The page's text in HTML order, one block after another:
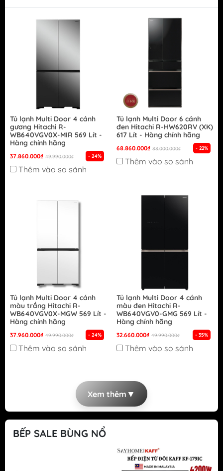
Tủ lạnh Multi Door 4 cánh
gương Hitachi R-
WB640VGV0X-MIR 569 Lít -
Hàng chính hãng
37.860.000₫ 49.990.000₫ - 24%
Thêm vào so sánh
Tủ lạnh Multi Door 6 cánh
đen Hitachi R-HW620RV (XK)
617 Lít - Hàng chính hãng
68.860.000₫ 88.000.000₫ - 22%
Thêm vào so sánh
Tủ lạnh Multi Door 4 cánh
màu trắng Hitachi R-
WB640VGV0X-MGW 569 Lít -
Hàng chính hãng
37.960.000₫ 49.990.000₫ - 24%
Thêm vào so sánh
Tủ lạnh Multi Door 4 cánh
màu đen Hitachi R-
WB640VGV0-GMG 569 Lít -
Hàng chính hãng
32.660.000₫ 49.990.000₫ - 35%
Thêm vào so sánh
Xem thêm ▼
BẾP SALE BÙNG NỔ